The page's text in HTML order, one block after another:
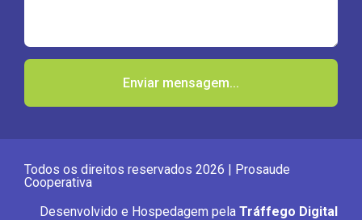
Enviar mensagem...
Todos os direitos reservados 2026 | Prosaude
Cooperativa
Desenvolvido e Hospedagem pela Tráffego Digital